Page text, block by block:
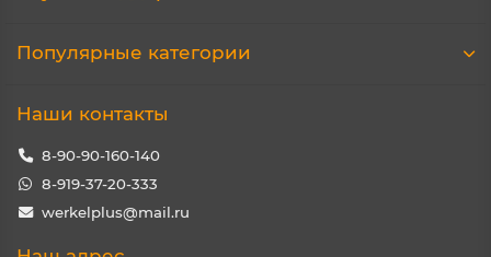
Популярные категории
Наши контакты
8-90-90-160-140
8-919-37-20-333
werkelplus@mail.ru